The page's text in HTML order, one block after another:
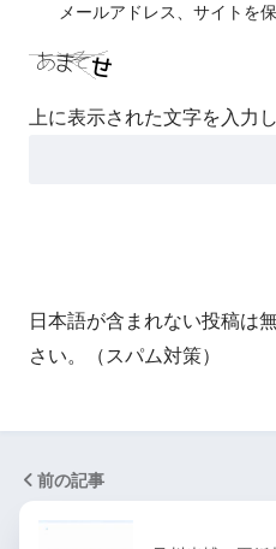
メールアドレス、サイトを保
上に表示された文字を入力
日本語が含まれない投稿は
さい。（スパム対策）
前の記事